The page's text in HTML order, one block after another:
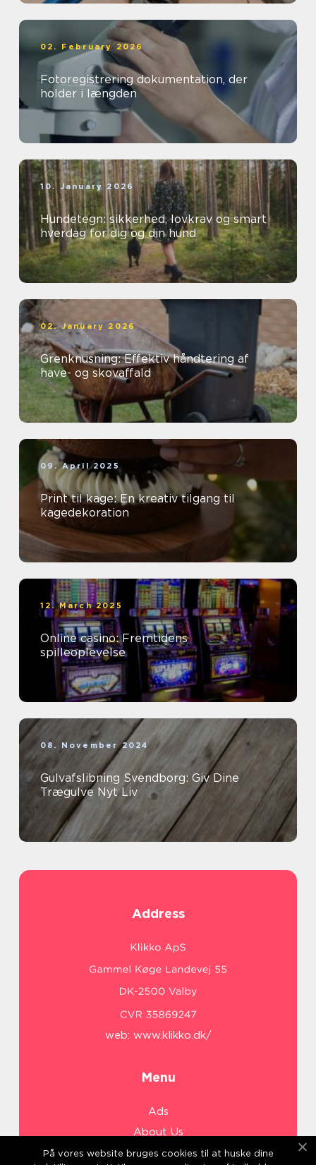
02. February 2026
Fotoregistrering dokumentation, der
holder i længden
10. January 2026
Hundetegn: sikkerhed, lovkrav og smart
hverdag for dig og din hund
02. January 2026
Grenknusning: Effektiv håndtering af
have- og skovaffald
09. April 2025
Print til kage: En kreativ tilgang til
kagedekoration
12. March 2025
Online casino: Fremtidens
spilleoplevelse
08. November 2024
Gulvafslibning Svendborg: Giv Dine
Trægulve Nyt Liv
Address
web: www.klikko.dk/
Menu
Ads
About Us
Cookies
På vores website bruges cookies til at huske dine